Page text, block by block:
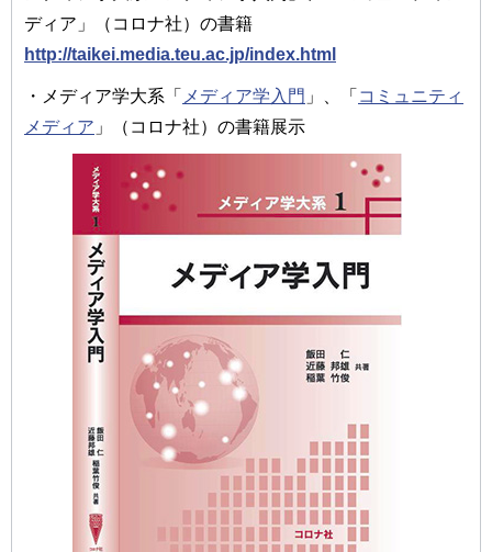
ディア」（コロナ社）の書籍
http://taikei.media.teu.ac.jp/index.html
・メディア学大系「 メディア学入門 」、「 コミュニティ
メディア 」（コロナ社）の書籍展示